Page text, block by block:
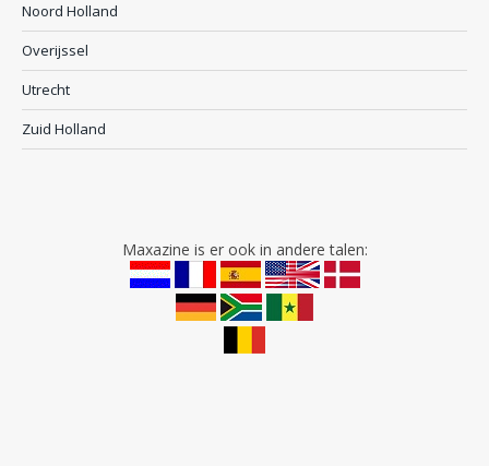
Noord Holland
Overijssel
Utrecht
Zuid Holland
Maxazine is er ook in andere talen: